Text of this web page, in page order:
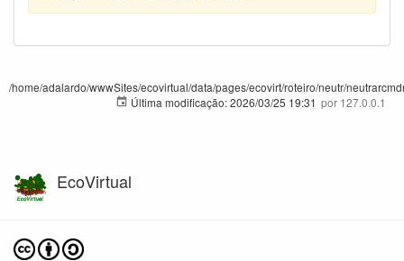
/home/adalardo/wwwSites/ecovirtual/data/pages/ecovirt/roteiro/neutr/
Última modificação:2026/03/25 19:31 por 127.0.0.1
EcoVirtual